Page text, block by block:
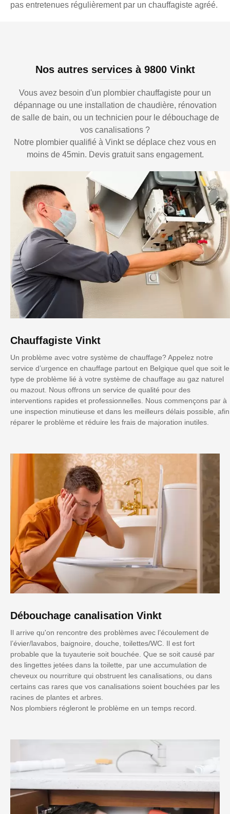
pas entretenues régulièrement par un chauffagiste agréé.
Nos autres services à 9800 Vinkt
Vous avez besoin d'un plombier chauffagiste pour un
dépannage ou une installation de chaudière, rénovation
de salle de bain, ou un technicien pour le débouchage de
vos canalisations ?
Notre plombier qualifié à Vinkt se déplace chez vous en
moins de 45min. Devis gratuit sans engagement.
Chauffagiste Vinkt
Un problème avec votre système de chauffage? Appelez notre
service d’urgence en chauffage partout en Belgique quel que soit le
type de problème lié à votre système de chauffage au gaz naturel
ou mazout. Nous offrons un service de qualité pour des
interventions rapides et professionnelles. Nous commençons par à
une inspection minutieuse et dans les meilleurs délais possible, afin
réparer le problème et réduire les frais de majoration inutiles.
Débouchage canalisation Vinkt
Il arrive qu'on rencontre des problèmes avec l’écoulement de
l’évier/lavabos, baignoire, douche, toilettes/WC. Il est fort
probable que la tuyauterie soit bouchée. Que se soit causé par
des lingettes jetées dans la toilette, par une accumulation de
cheveux ou nourriture qui obstruent les canalisations, ou dans
certains cas rares que vos canalisations soient bouchées par les
racines de plantes et arbres.
Nos plombiers régleront le problème en un temps record.